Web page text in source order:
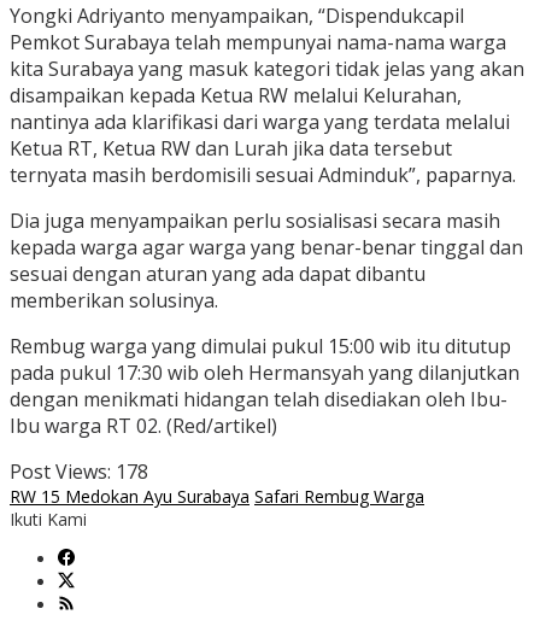
Yongki Adriyanto menyampaikan, “Dispendukcapil
Pemkot Surabaya telah mempunyai nama-nama warga
kita Surabaya yang masuk kategori tidak jelas yang akan
disampaikan kepada Ketua RW melalui Kelurahan,
nantinya ada klarifikasi dari warga yang terdata melalui
Ketua RT, Ketua RW dan Lurah jika data tersebut
ternyata masih berdomisili sesuai Adminduk”, paparnya.
Dia juga menyampaikan perlu sosialisasi secara masih
kepada warga agar warga yang benar-benar tinggal dan
sesuai dengan aturan yang ada dapat dibantu
memberikan solusinya.
Rembug warga yang dimulai pukul 15:00 wib itu ditutup
pada pukul 17:30 wib oleh Hermansyah yang dilanjutkan
dengan menikmati hidangan telah disediakan oleh Ibu-
Ibu warga RT 02. (Red/artikel)
Post Views: 178
RW 15 Medokan Ayu Surabaya Safari Rembug Warga
Ikuti Kami